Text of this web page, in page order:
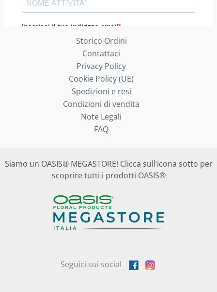
Storico Ordini
Contattaci
Privacy Policy
Cookie Policy (UE)
Spedizioni e resi
Condizioni di vendita
Note Legali
FAQ
Siamo un OASIS® MEGASTORE! Clicca sull’icona sotto per
scoprire tutti i prodotti OASIS®
Seguici sui social